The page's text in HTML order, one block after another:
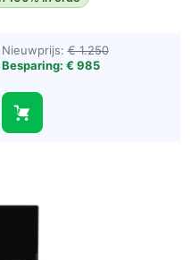
Nieuwprijs:€ 1.250
Besparing: € 985